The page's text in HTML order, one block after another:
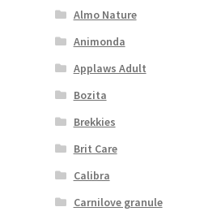
Almo Nature
Animonda
Applaws Adult
Bozita
Brekkies
Brit Care
Calibra
Carnilove granule